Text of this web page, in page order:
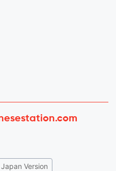
Japan Version